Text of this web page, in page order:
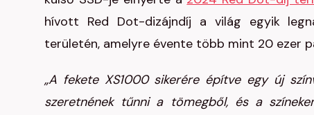
hívott Red Dot-dizájndíj a világ egyik
területén, amelyre évente több mint 20 ezer
„A fekete XS1000 sikerére építve egy új
szeretnének tűnni a tömegből, és a